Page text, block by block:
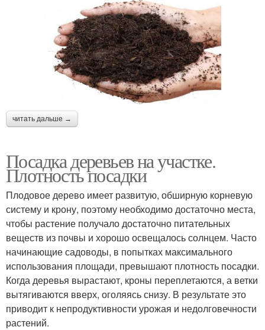
читать дальше →
Посадка деревьев на участке.
Плотность посадки
Плодовое дерево имеет развитую, обширную корневую
систему и крону, поэтому необходимо достаточно места,
чтобы растение получало достаточно питательных
веществ из почвы и хорошо освещалось солнцем. Часто
начинающие садоводы, в попытках максимального
использования площади, превышают плотность посадки.
Когда деревья вырастают, кроны переплетаются, а ветки
вытягиваются вверх, оголяясь снизу. В результате это
приводит к непродуктивности урожая и недолговечности
растений.